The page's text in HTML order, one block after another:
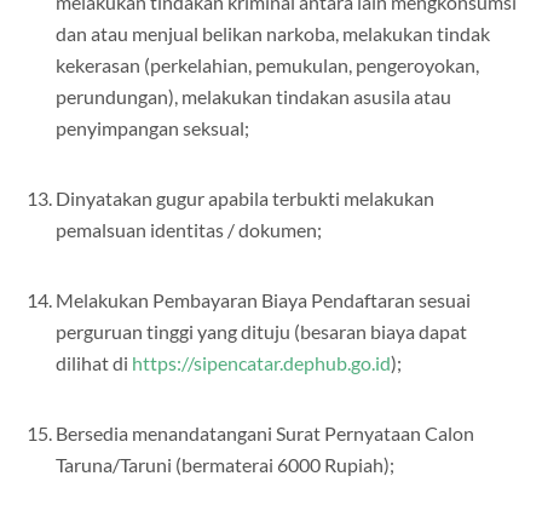
dan atau menjual belikan narkoba, melakukan tindak
kekerasan (perkelahian, pemukulan, pengeroyokan,
perundungan), melakukan tindakan asusila atau
penyimpangan seksual;
Dinyatakan gugur apabila terbukti melakukan
pemalsuan identitas / dokumen;
Melakukan Pembayaran Biaya Pendaftaran sesuai
perguruan tinggi yang dituju (besaran biaya dapat
dilihat di https://sipencatar.dephub.go.id);
Bersedia menandatangani Surat Pernyataan Calon
Taruna/Taruni (bermaterai 6000 Rupiah);